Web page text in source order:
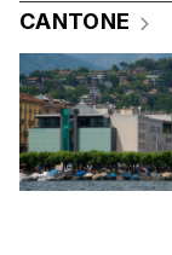
CANTONE